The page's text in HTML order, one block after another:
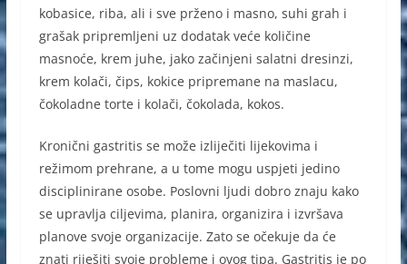
kobasice, riba, ali i sve prženo i masno, suhi grah i
grašak pripremljeni uz dodatak veće količine
masnoće, krem juhe, jako začinjeni salatni dresinzi,
krem kolači, čips, kokice pripremane na maslacu,
čokoladne torte i kolači, čokolada, kokos.
Kronični gastritis se može izliječiti lijekovima i
režimom prehrane, a u tome mogu uspjeti jedino
disciplinirane osobe. Poslovni ljudi dobro znaju kako
se upravlja ciljevima, planira, organizira i izvršava
planove svoje organizacije. Zato se očekuje da će
znati riješiti svoje probleme i ovog tipa. Gastritis je po